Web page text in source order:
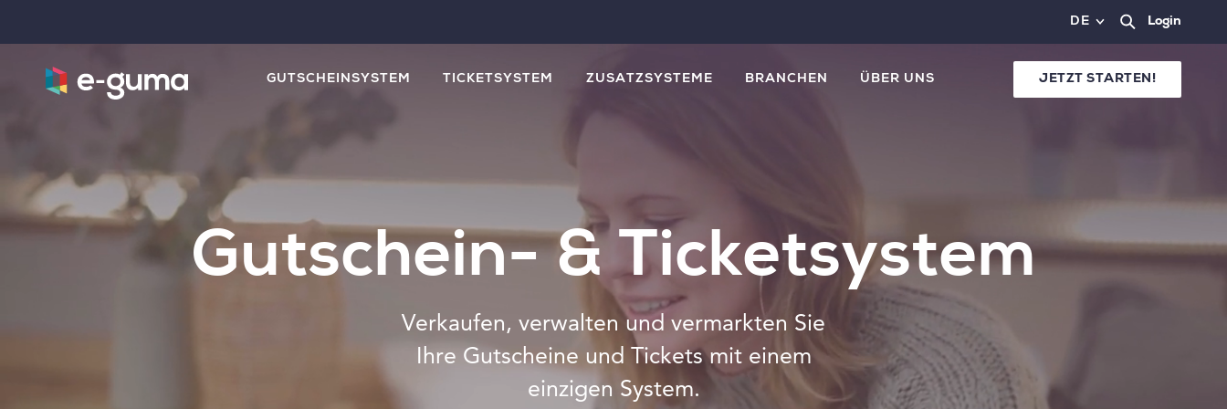
DE Login
GUTSCHEINSYSTEM TICKETSYSTEM ZUSATZSYSTEME BRANCHEN ÜBER UNS JETZT STARTEN!
Gutschein- & Ticketsystem
Verkaufen, verwalten und vermarkten Sie
Ihre Gutscheine und Tickets mit einem
einzigen System.